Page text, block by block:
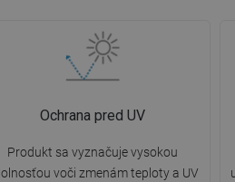
Ochrana pred UV
Produkt sa vyznačuje vysokou
voči zmenám teploty a UV